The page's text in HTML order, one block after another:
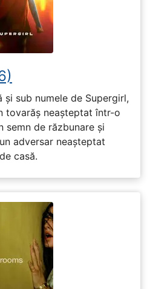
și sub numele de Supergirl,
tovarăș neașteptat într-o
semn de răzbunare și
adversar neașteptat
casă.